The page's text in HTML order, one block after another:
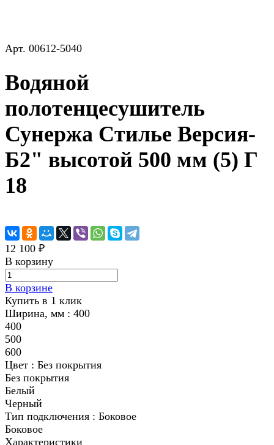
Арт. 00612-5040
Водяной
полотенцесушитель
Сунержа Стилье Версия-
Б2" высотой 500 мм (5) Г
18
12 100 ₽
В корзину
В корзине
Купить в 1 клик
Ширина, мм : 400
400
500
600
Цвет : Без покрытия
Без покрытия
Белый
Черный
Тип подключения : Боковое
Боковое
Характеристики